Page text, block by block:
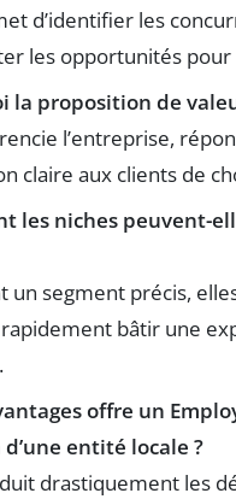
d’identifier les
les opportunités
la proposition de
l’entreprise,
claire aux clients de
les niches peuvent-
un segment précis,
bâtir une
offre un
entité locale ?
drastiquement les